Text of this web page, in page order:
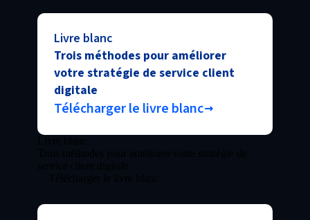
Livre blanc
Trois méthodes pour améliorer
votre stratégie de service client
digitale
Télécharger le livre blanc